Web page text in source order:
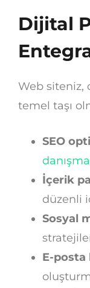
Dijital
Web siteniz,
temel taşı
SEO
İçerik
düzenli
Sosyal
E-posta